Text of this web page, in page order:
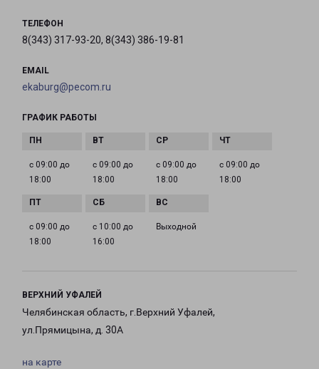
ТЕЛЕФОН
8(343) 317-93-20, 8(343) 386-19-81
EMAIL
ekaburg@pecom.ru
ГРАФИК РАБОТЫ
с 09:00 до
18:00
с 09:00 до
18:00
с 09:00 до
18:00
с 09:00 до
18:00
с 09:00 до
18:00
с 10:00 до
16:00
Выходной
ВЕРХНИЙ УФАЛЕЙ
Челябинская область, г.Верхний Уфалей,
ул.Прямицына, д. 30А
на карте